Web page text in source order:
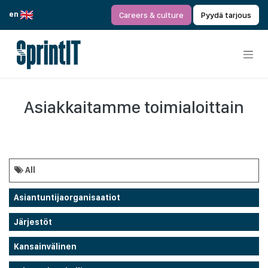
en
Careers & culture Pyydä tarjous
Asiakkaitamme toimialoittain
All
Asiantuntijaorganisaatiot
Järjestöt
Kansainvälinen